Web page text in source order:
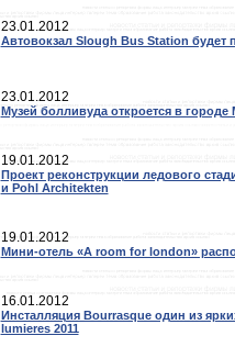
23.01.2012
Автовокзал Slough Bus Station будет
23.01.2012
Музей болливуда откроется в городе
19.01.2012
Проект реконструкции ледового
и Pohl Architekten
19.01.2012
Мини-отель «A room for london»
16.01.2012
Инсталляция Bourrasque один из
lumieres 2011